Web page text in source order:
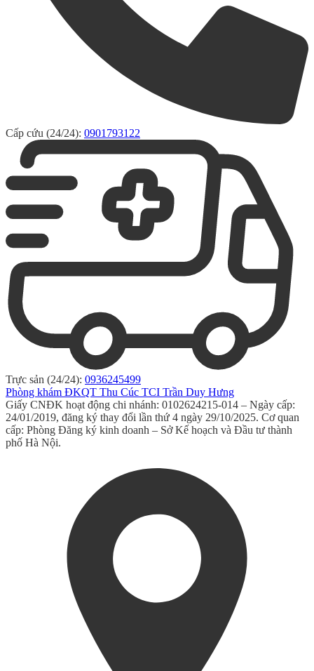
Cấp cứu (24/24): 0901793122
Trực sản (24/24): 0936245499
Phòng khám ĐKQT Thu Cúc TCI Trần Duy Hưng
Giấy CNĐK hoạt động chi nhánh: 0102624215-014 – Ngày cấp:
24/01/2019, đăng ký thay đổi lần thứ 4 ngày 29/10/2025. Cơ quan
cấp: Phòng Đăng ký kinh doanh – Sở Kế hoạch và Đầu tư thành
phố Hà Nội.